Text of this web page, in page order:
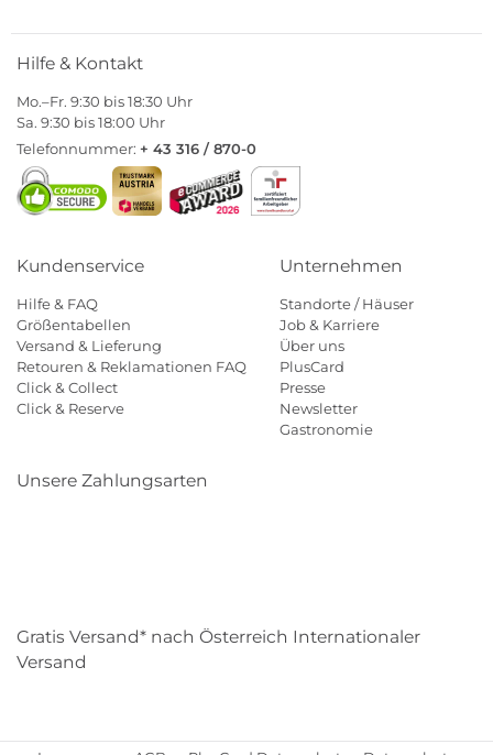
Hilfe & Kontakt
Mo.–Fr. 9:30 bis 18:30 Uhr
Sa. 9:30 bis 18:00 Uhr
Telefonnummer: + 43 316 / 870-0
Kundenservice
Hilfe & FAQ
Größentabellen
Versand & Lieferung
Retouren & Reklamationen FAQ
Click & Collect
Click & Reserve
Unternehmen
Standorte / Häuser
Job & Karriere
Über uns
PlusCard
Presse
Newsletter
Gastronomie
Unsere Zahlungsarten
Gratis Versand* nach Österreich Internationaler
Versand